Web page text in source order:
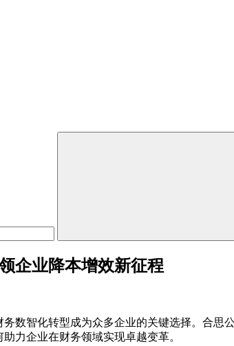
企业降本增效新征程
数智化转型成为众多企业的关键选择。合
力企业在财务领域实现卓越变革。